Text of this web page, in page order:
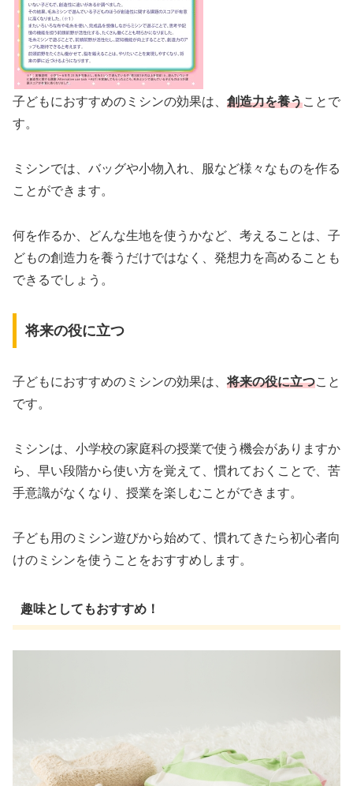
子どもにおすすめのミシンの効果は、 創造力を養うことで
す。
ミシンでは、バッグや小物入れ、服など様々なものを作る
ことができます。
何を作るか、どんな生地を使うかなど、考えることは、子
どもの創造力を養うだけではなく、発想力を高めることも
できるでしょう。
将来の役に立つ
子どもにおすすめのミシンの効果は、将来の役に立つこと
です。
ミシンは、小学校の家庭科の授業で使う機会がありますか
ら、早い段階から使い方を覚えて、慣れておくことで、苦
手意識がなくなり、授業を楽しむことができます。
子ども用のミシン遊びから始めて、慣れてきたら初心者向
けのミシンを使うことをおすすめします。
趣味としてもおすすめ！